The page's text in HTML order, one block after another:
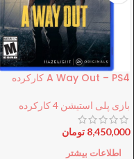
A Way Out – PS4 کارکرده
بازی پلی استیشن 4 کارکرده
8,450,000 تومان
اطلاعات بیشتر